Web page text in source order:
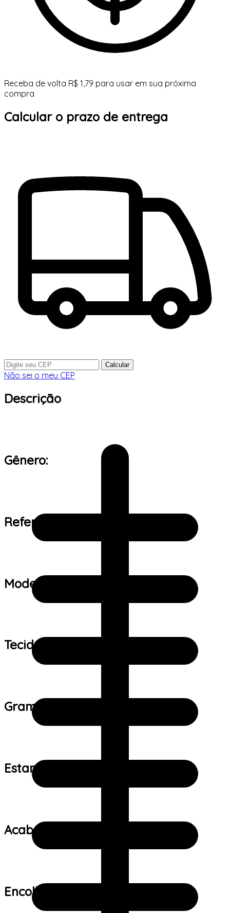
Receba de volta R$ 1,79 para usar em sua próxima
compra
Calcular o prazo de entrega
Calcular
Não sei o meu CEP
Descrição
Gênero:
Referência de tamanho:
Modelo:
Tecido:
Gramatura do tecido:
Estampa:
Acabamento:
Encolhimento: